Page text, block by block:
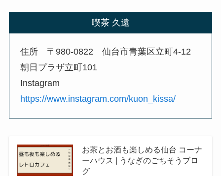
喫茶 久遠
住所 〒980-0822 仙台市青葉区立町4-12
朝日プラザ立町101
Instagram
https://www.instagram.com/kuon_kissa/
お茶とお酒も楽しめる仙台 コーナ
ーハウス | うなぎのごちそうブロ
グ